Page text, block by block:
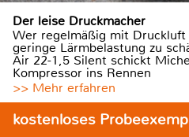
Der leise Druckmacher
Wer regelmäßig mit
geringe Lärmbelastung zu
Air 22-1,5 Silent schickt
Kompressor ins Rennen
>> Mehr erfahren
kostenloses